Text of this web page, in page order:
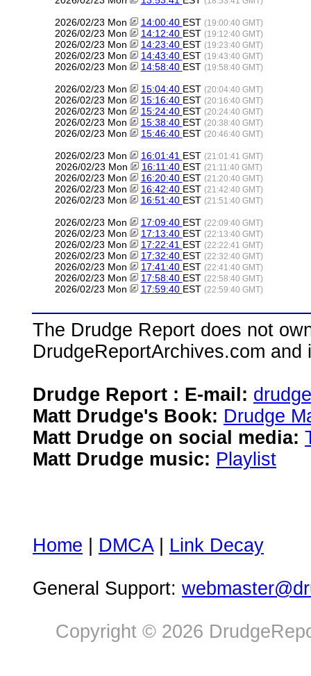
2026/02/23 Mon 14:00:40 EST (19:00:40 GMT)
2026/02/23 Mon 14:12:40 EST (19:12:40 GMT)
2026/02/23 Mon 14:23:40 EST (19:23:40 GMT)
2026/02/23 Mon 14:43:40 EST (19:43:40 GMT)
2026/02/23 Mon 14:58:40 EST (19:58:40 GMT)
2026/02/23 Mon 15:04:40 EST (20:04:40 GMT)
2026/02/23 Mon 15:16:40 EST (20:16:40 GMT)
2026/02/23 Mon 15:24:40 EST (20:24:40 GMT)
2026/02/23 Mon 15:38:40 EST (20:38:40 GMT)
2026/02/23 Mon 15:46:40 EST (20:46:40 GMT)
2026/02/23 Mon 16:01:41 EST (21:01:41 GMT)
2026/02/23 Mon 16:11:40 EST (21:11:40 GMT)
2026/02/23 Mon 16:20:40 EST (21:20:40 GMT)
2026/02/23 Mon 16:42:40 EST (21:42:40 GMT)
2026/02/23 Mon 16:51:40 EST (21:51:40 GMT)
2026/02/23 Mon 17:09:40 EST (22:09:40 GMT)
2026/02/23 Mon 17:13:40 EST (22:13:40 GMT)
2026/02/23 Mon 17:22:41 EST (22:22:41 GMT)
2026/02/23 Mon 17:32:40 EST (22:32:40 GMT)
2026/02/23 Mon 17:41:40 EST (22:41:40 GMT)
2026/02/23 Mon 17:58:40 EST (22:58:40 GMT)
2026/02/23 Mon 17:59:40 EST (22:59:40 GMT)
The Drudge Report does not
DrudgeReportArchives.com
Drudge Report : E-mail:
Matt Drudge's Book: Drudge
Matt Drudge on social media:
Matt Drudge music: Playlist
Home DMCA| Link Decay
General Support:
Copyright © 2026